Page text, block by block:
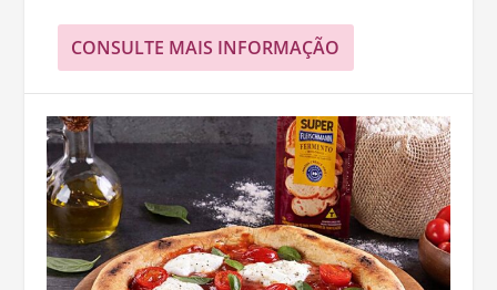
CONSULTE MAIS INFORMAÇÃO